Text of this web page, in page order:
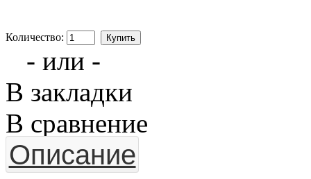
Количество:
- или -
В закладки
В сравнение
Описание